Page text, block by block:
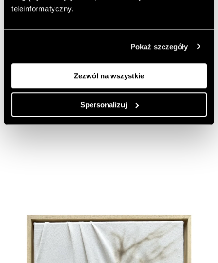
teleinformatyczny.
Pokaż szczegóły
Zezwól na wszystkie
Spersonalizuj
sztuka to również biznes. Nie boi się odrzucenia, co
go bliżej!
Zdjęcia: Weronika Kuryło, materiały prasowe
https://kowacki.pl/
Dodaj do ulubionych artykułów